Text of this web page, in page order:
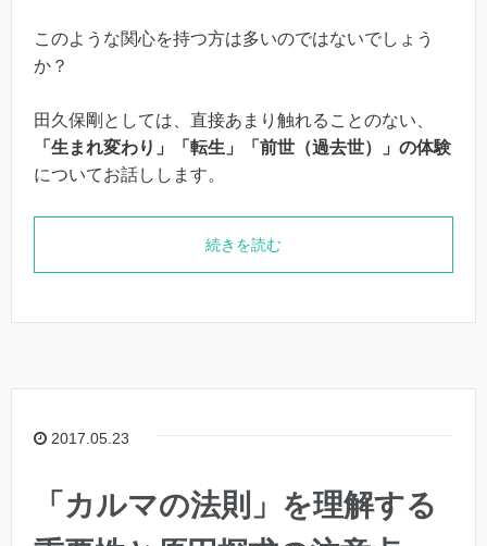
このような関心を持つ方は多いのではないでしょう
か？
田久保剛としては、直接あまり触れることのない、
「生まれ変わり」「転生」「前世（過去世）」の体験
についてお話しします。
続きを読む
2017.05.23
「カルマの法則」を理解する